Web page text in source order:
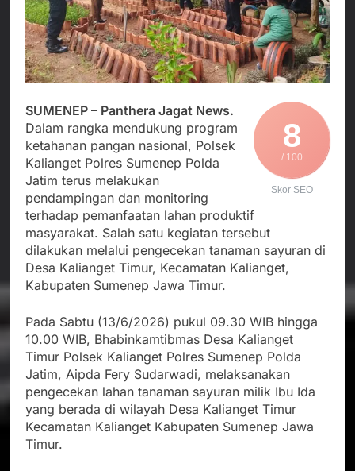
Data MBG Hampir
Rampung
Agustus 6, 2026
Bobby Maulana Pastikan
Kawasan Kuliner Ahmad
Yani Tetap Bersih,
Pemkot Sukabumi
Perkuat Penataan
Pengelolaan Sampah
Agustus 6, 2026
Ribuan Warga Padati
Sedunia di Cibadak,
PDIP Tegaskan ASI
adalah Investasi
Peradaban dan Upaya
Cegah Stunting
Agustus 6, 2026
Wujud Kepedulian Polri,
Kapolresta Sumenep
Koordinasikan dan
Berangkatkan Empat
Korban Kebakaran KMP
Mutiara Sentosa 2 ke
Posko Pusat Tg. Perak
Surabaya
Agustus 5, 2026
8
/ 100
Skor SEO
SUMENEP – Panthera Jagat News.
Dalam rangka mendukung program
ketahanan pangan nasional, Polsek
Kalianget Polres Sumenep Polda
Jatim terus melakukan
pendampingan dan monitoring
terhadap pemanfaatan lahan produktif
masyarakat. Salah satu kegiatan tersebut
dilakukan melalui pengecekan tanaman sayuran di
Desa Kalianget Timur, Kecamatan Kalianget,
Kabupaten Sumenep Jawa Timur.
Pada Sabtu (13/6/2026) pukul 09.30 WIB hingga
10.00 WIB, Bhabinkamtibmas Desa Kalianget
Timur Polsek Kalianget Polres Sumenep Polda
Jatim, Aipda Fery Sudarwadi, melaksanakan
pengecekan lahan tanaman sayuran milik Ibu Ida
yang berada di wilayah Desa Kalianget Timur
Kecamatan Kalianget Kabupaten Sumenep Jawa
Timur.